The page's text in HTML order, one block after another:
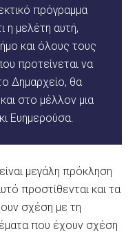
πρόγραμμα
η μελέτη αυτή,
και όλους τους
προτείνεται να
Δημαρχείο, θα
στο μέλλον μια
Ευημερούσα.
μεγάλη πρόκληση
προστίθενται και τα
σχέση με τη
που έχουν σχέση